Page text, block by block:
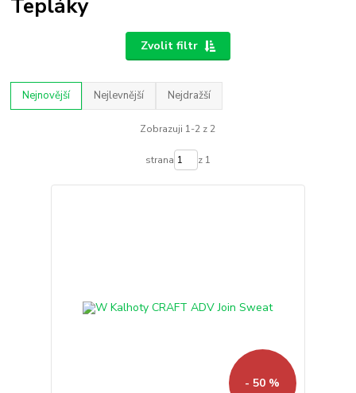
Zvolit filtr
Nejnovější Nejlevnější Nejdražší
Zobrazuji 1-2 z 2
strana z 1
- 50 %